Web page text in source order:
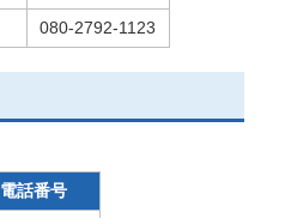
080-2792-1123
電話番号